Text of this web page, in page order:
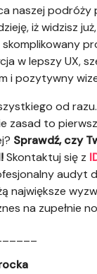
naszej podróży
iż widzisz
w lepszy UX,
i pozytywny
od
zasad to
Sprawdź, czy
Skontaktuj się z
audyt
największe
na zupełnie